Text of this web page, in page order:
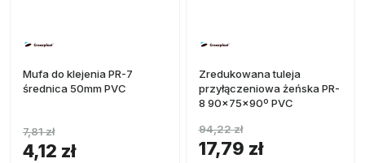
Mufa do klejenia PR-7
średnica 50mm PVC
4,12 zł
7,81 zł
Zredukowana tuleja
przyłączeniowa żeńska PR-
8 90x75x90º PVC
17,79 zł
94,22 zł